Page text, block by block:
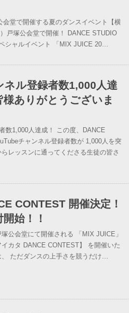
会堂で開催する夏のダンスイベント【横
戸塚公会堂で開催！ DANCE STUDIO
シャルイベント 「MIX JUICE 20…
ネル登録者数1,000人達
様ありがとうございま
数1,000人達成！ この度、DANCE
チャンネル登録者数が 1,000人を突
レッスンに通ってくださる生徒の皆さ
CONTEST 開催決定！
始！！
公会堂にて開催される 「MIX JUICE」
カタ DANCE CONTEST】 を開催いた
、 ただダンスの上手さを競うだけ…